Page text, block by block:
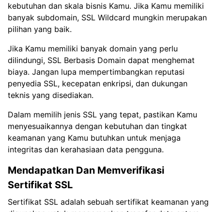
kebutuhan dan skala bisnis Kamu. Jika Kamu memiliki
banyak subdomain, SSL Wildcard mungkin merupakan
pilihan yang baik.
Jika Kamu memiliki banyak domain yang perlu
dilindungi, SSL Berbasis Domain dapat menghemat
biaya. Jangan lupa mempertimbangkan reputasi
penyedia SSL, kecepatan enkripsi, dan dukungan
teknis yang disediakan.
Dalam memilih jenis SSL yang tepat, pastikan Kamu
menyesuaikannya dengan kebutuhan dan tingkat
keamanan yang Kamu butuhkan untuk menjaga
integritas dan kerahasiaan data pengguna.
Mendapatkan Dan Memverifikasi
Sertifikat SSL
Sertifikat SSL adalah sebuah sertifikat keamanan yang